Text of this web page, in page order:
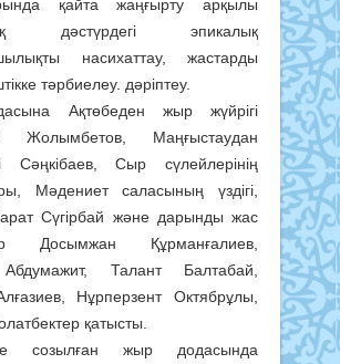
қайта жаңғырту арқылы
дәстүрдегі эпикалық
насихаттау, жастарды
тәрбиелеу. дәріптеу.
Ақтөбеден жыр жүйрігі
Жолымбетов, Маңғыстаудан
Сәңкібаев, Сыр сүлейлерінің
Мәдениет саласының үздігі,
Сүгірбай және дарынды жас
Досымжан Құрманғалиев,
Талант Балтабай,
Нұрперзент Октябрұлы,
қатысты.
созылған жыр додасында